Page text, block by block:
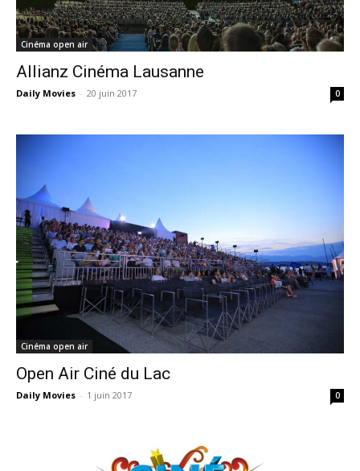
Cinéma open air
Allianz Cinéma Lausanne
Daily Movies - 20 juin 2017 0
Cinéma open air
Open Air Ciné du Lac
Daily Movies - 1 juin 2017 0